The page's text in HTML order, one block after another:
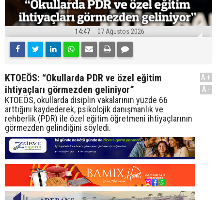
14:47 07 Ağustos 2026
KTOEÖS: “Okullarda PDR ve özel eğitim
ihtiyaçları görmezden geliniyor”
KTOEÖS, okullarda disiplin vakalarının yüzde 66
arttığını kaydederek, psikolojik danışmanlık ve
rehberlik (PDR) ile özel eğitim öğretmeni ihtiyaçlarının
görmezden gelindiğini söyledi.
A+
A-